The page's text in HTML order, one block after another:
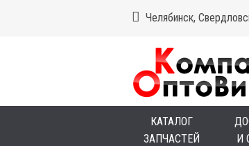
Челябинск,
КАТАЛОГ
ЗАПЧАСТЕЙ
И